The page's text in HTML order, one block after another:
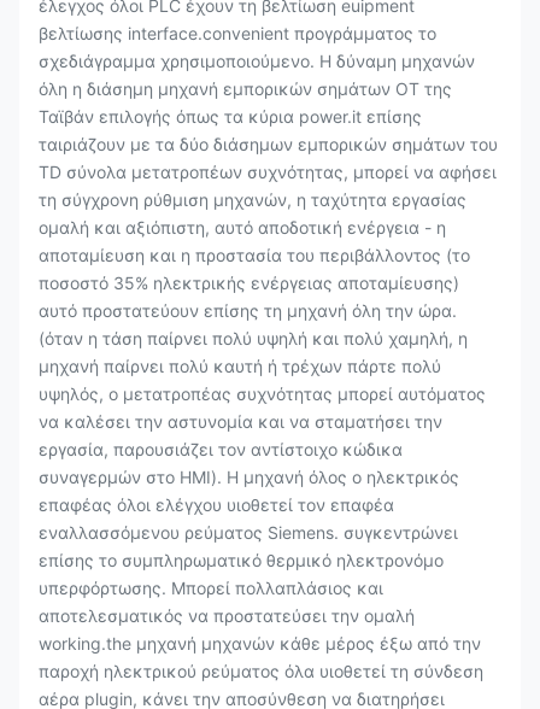
έλεγχος όλοι PLC έχουν τη βελτίωση euipment
βελτίωσης interface.convenient προγράμματος το
σχεδιάγραμμα χρησιμοποιούμενο. Η δύναμη μηχανών
όλη η διάσημη μηχανή εμπορικών σημάτων OT της
Ταϊβάν επιλογής όπως τα κύρια power.it επίσης
ταιριάζουν με τα δύο διάσημων εμπορικών σημάτων του
TD σύνολα μετατροπέων συχνότητας, μπορεί να αφήσει
τη σύγχρονη ρύθμιση μηχανών, η ταχύτητα εργασίας
ομαλή και αξιόπιστη, αυτό αποδοτική ενέργεια - η
αποταμίευση και η προστασία του περιβάλλοντος (το
ποσοστό 35% ηλεκτρικής ενέργειας αποταμίευσης)
αυτό προστατεύουν επίσης τη μηχανή όλη την ώρα.
(όταν η τάση παίρνει πολύ υψηλή και πολύ χαμηλή, η
μηχανή παίρνει πολύ καυτή ή τρέχων πάρτε πολύ
υψηλός, ο μετατροπέας συχνότητας μπορεί αυτόματος
να καλέσει την αστυνομία και να σταματήσει την
εργασία, παρουσιάζει τον αντίστοιχο κώδικα
συναγερμών στο HMI). Η μηχανή όλος ο ηλεκτρικός
επαφέας όλοι ελέγχου υιοθετεί τον επαφέα
εναλλασσόμενου ρεύματος Siemens. συγκεντρώνει
επίσης το συμπληρωματικό θερμικό ηλεκτρονόμο
υπερφόρτωσης. Μπορεί πολλαπλάσιος και
αποτελεσματικός να προστατεύσει την ομαλή
working.the μηχανή μηχανών κάθε μέρος έξω από την
παροχή ηλεκτρικού ρεύματος όλα υιοθετεί τη σύνδεση
αέρα plugin, κάνει την αποσύνθεση να διατηρήσει